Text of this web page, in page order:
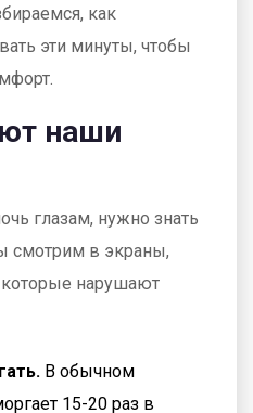
как
эти минуты, чтобы
наши
глазам, нужно знать
смотрим в экраны,
нарушают
В обычном
15-20 раз в